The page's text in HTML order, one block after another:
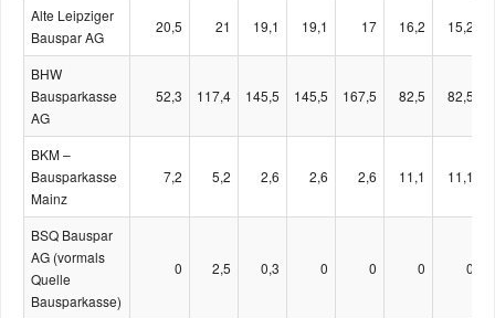
Alte Leipziger
Bauspar AG
20,5 21 19,1 19,1 17 16,2 15,2
BHW
Bausparkasse
AG
52,3 117,4 145,5 145,5 167,5 82,5 82,5
BKM –
Bausparkasse
Mainz
7,2 5,2 2,6 2,6 2,6 11,1 11,1
BSQ Bauspar
AG (vormals
Quelle
Bausparkasse)
0 2,5 0,3 0 0 0 0